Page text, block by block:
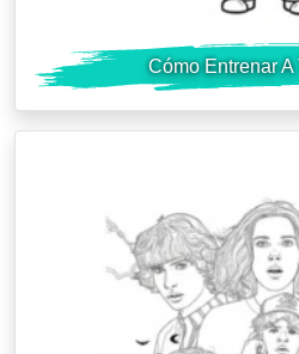
Cómo Entrenar A